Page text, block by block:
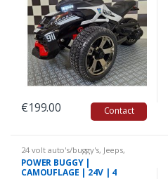
€199.00 Contact
24 volt auto's/buggy's, Jeeps,
Kinderauto's,Quads
POWER BUGGY |
CAMOUFLAGE | 24V | 4